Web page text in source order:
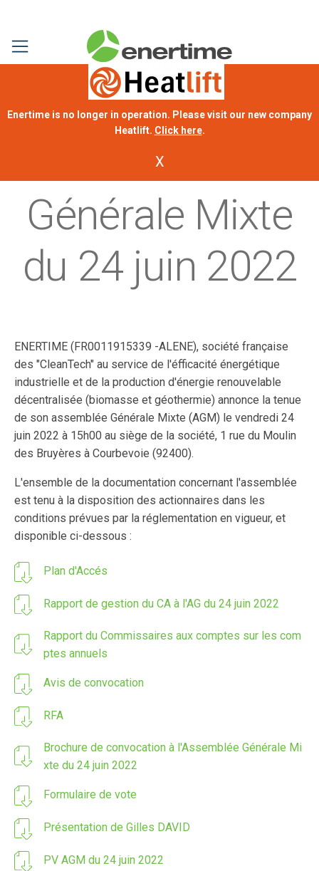
Enertime is no longer in operation. Please visit our new company
Heatlift. Click here.
X
Assemblée
Générale Mixte
du 24 juin 2022
ENERTIME (FR0011915339 -ALENE), société française
des "CleanTech" au service de l'éfficacité énergétique
industrielle et de la production d'énergie renouvelable
décentralisée (biomasse et géothermie) annonce la tenue
de son assemblée Générale Mixte (AGM) le vendredi 24
juin 2022 à 15h00 au siège de la société, 1 rue du Moulin
des Bruyères à Courbevoie (92400).
L'ensemble de la documentation concernant l'assemblée
est tenu à la disposition des actionnaires dans les
conditions prévues par la réglementation en vigueur, et
disponible ci-dessous :
Plan d'Accés
Rapport de gestion du CA à l'AG du 24 juin 2022
Rapport du Commissaires aux comptes sur les com
ptes annuels
Avis de convocation
RFA
Brochure de convocation à l'Assemblée Générale Mi
xte du 24 juin 2022
Formulaire de vote
Présentation de Gilles DAVID
PV AGM du 24 juin 2022